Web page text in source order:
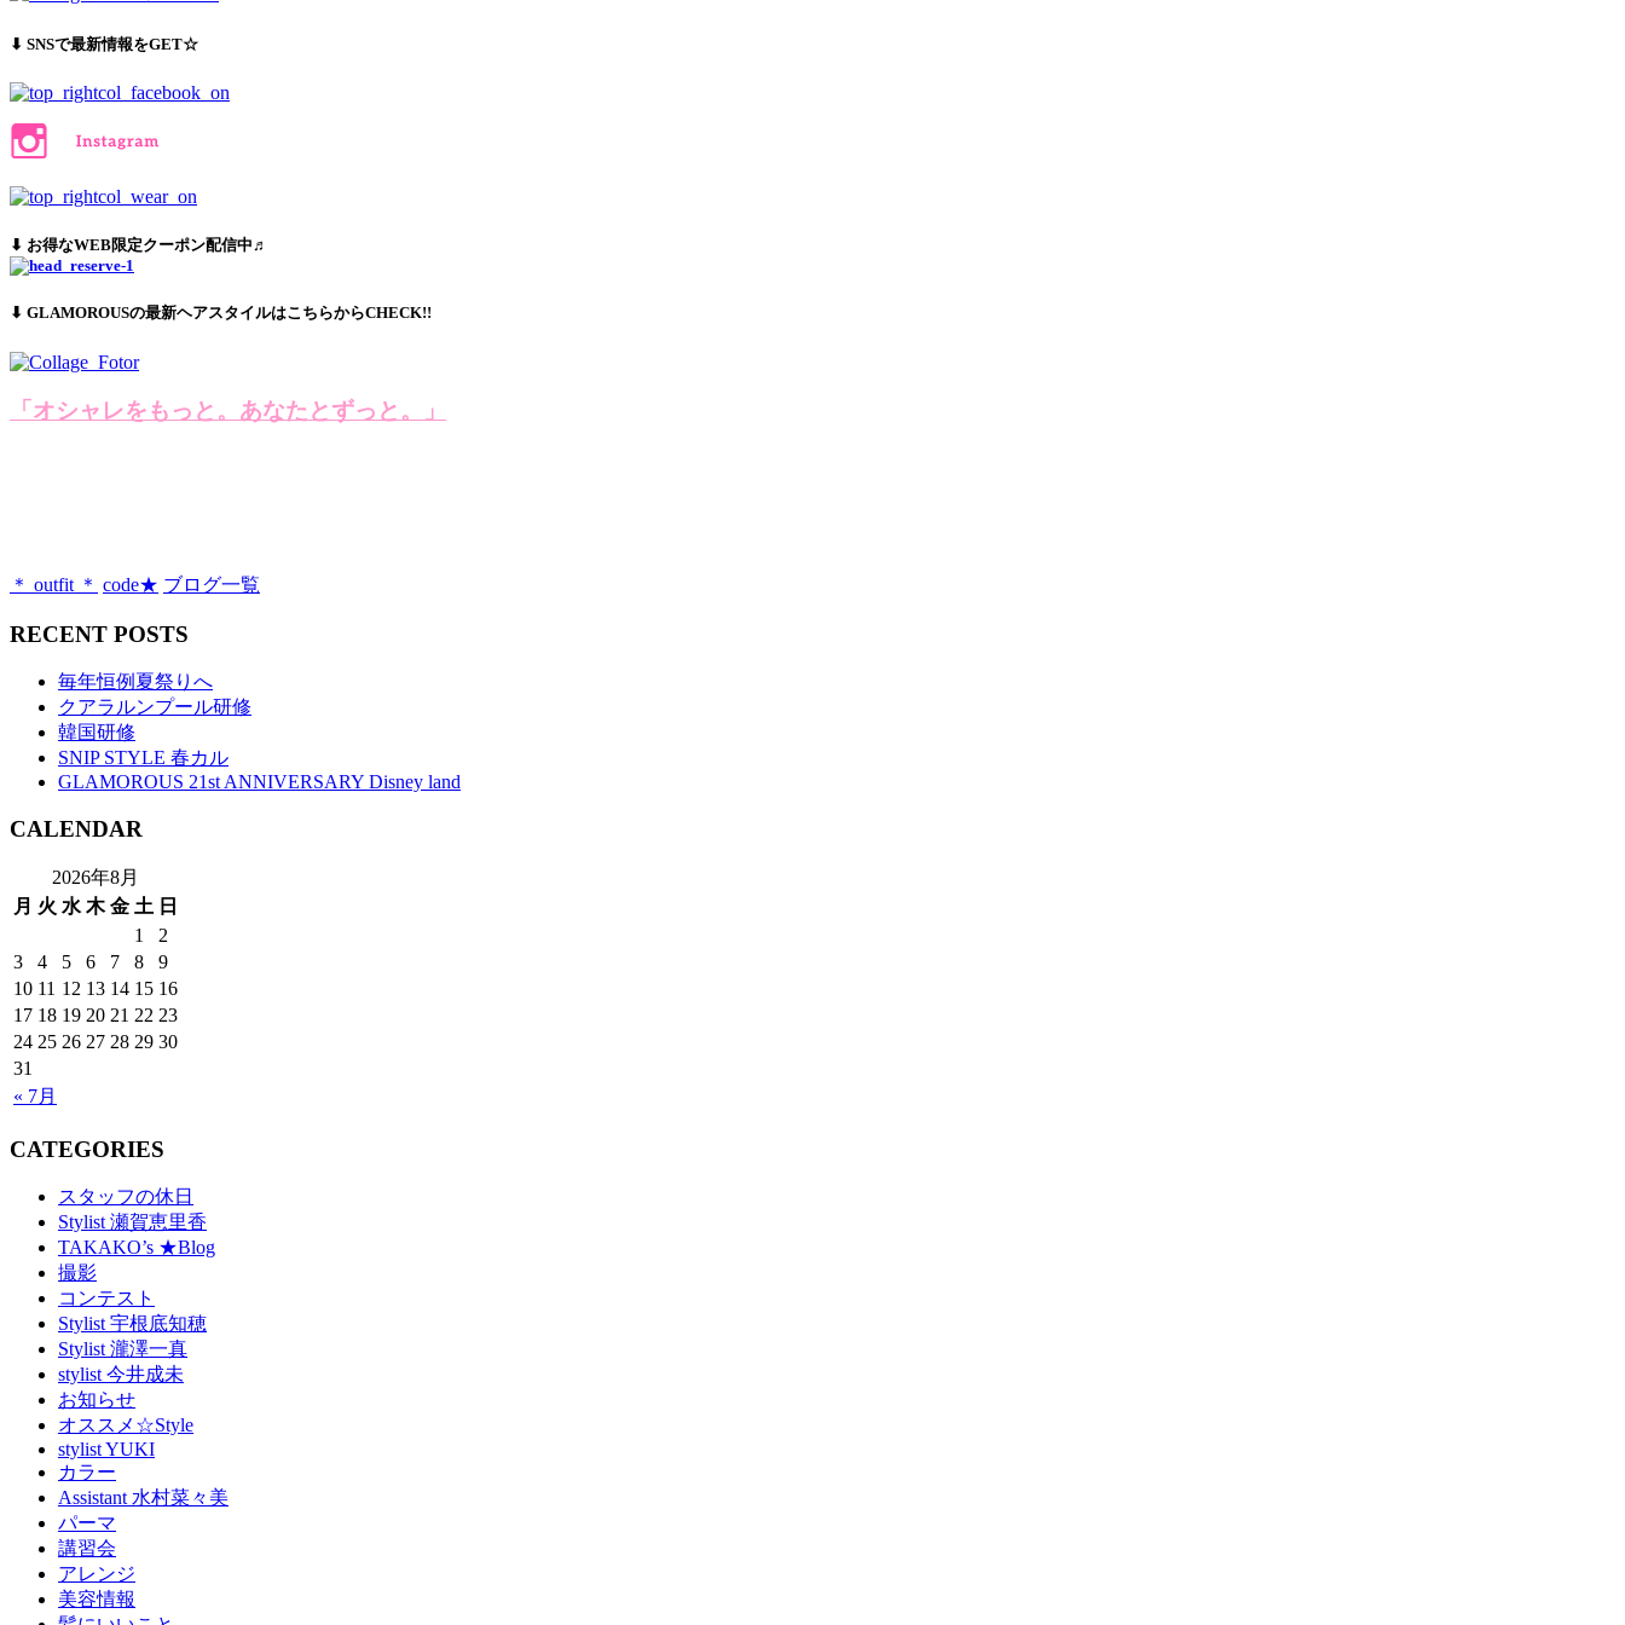
⬇︎ SNSで最新情報をGET☆
⬇︎ お得なWEB限定クーポン配信中♬
⬇︎ GLAMOROUSの最新ヘアスタイルはこちらからCHECK!!
「オシャレをもっと。あなたとずっと。」
＊ outfit ＊ code★ ブログ一覧
RECENT POSTS
毎年恒例夏祭りへ
クアラルンプール研修
韓国研修
SNIP STYLE 春カル
GLAMOROUS 21st ANNIVERSARY Disney land
CALENDAR
2026年8月
月 火 水 木 金 土 日
« 7月
1
2
3
4 5 6 7 8
9
10 11 12 13 14 15 16
17 18 19 20 21 22 23
24 25 26 27 28 29 30
31
CATEGORIES
スタッフの休日
Stylist 瀬賀恵里香
TAKAKO’s ★Blog
撮影
コンテスト
Stylist 宇根底知穂
Stylist 瀧澤一真
stylist 今井成未
お知らせ
オススメ☆Style
stylist YUKI
カラー
Assistant 水村菜々美
パーマ
講習会
アレンジ
美容情報